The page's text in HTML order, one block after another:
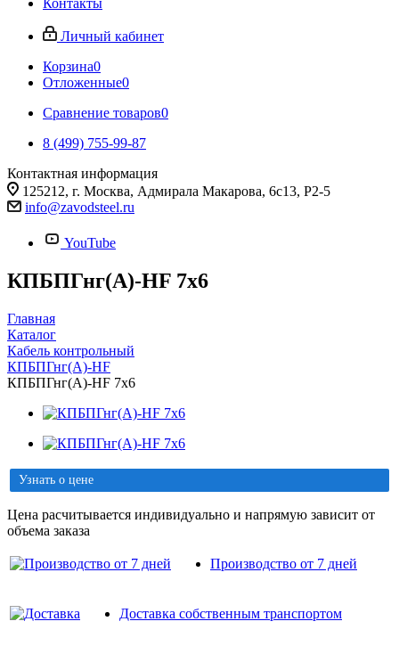
Контакты
Личный кабинет
Корзина0
Отложенные0
Сравнение товаров0
8 (499) 755-99-87
Контактная информация
125212, г. Москва, Адмирала Макарова, 6с13, Р2-5
info@zavodsteel.ru
YouTube
КПБПГнг(A)-HF 7х6
Главная
Каталог
Кабель контрольный
КПБПГнг(A)-HF
КПБПГнг(A)-HF 7х6
Узнать о цене
Цена расчитывается индивидуально и напрямую зависит от
объема заказа
Производство от 7 дней
Доставка собственным транспортом